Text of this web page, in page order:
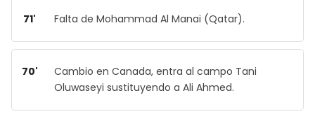
71' Falta de Mohammad Al Manai (Qatar).
70'
Cambio en Canada, entra al campo Tani
Oluwaseyi sustituyendo a Ali Ahmed.